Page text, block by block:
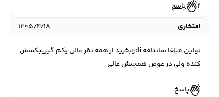
2
پاسخ
افتخاری
۱۴۰۵/۴/۱۸
تواین مبلغا سانتافه gdiبخرید از همه نظر عالی یکم گیریبکسش
کنده ولی در عوض همچیش عالی
پاسخ